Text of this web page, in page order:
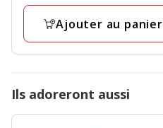
17
Kg
Ajouter au panier
Ils adoreront aussi